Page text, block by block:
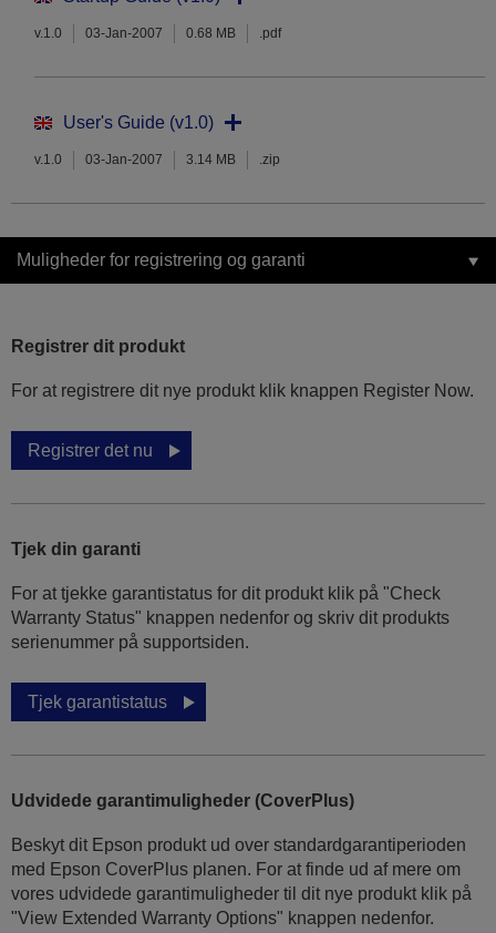
v.1.0 03-Jan-2007 0.68 MB .pdf
User's Guide (v1.0)
v.1.0 03-Jan-2007 3.14 MB .zip
Muligheder for registrering og garanti
Registrer dit produkt
For at registrere dit nye produkt klik knappen Register Now.
Registrer det nu
Tjek din garanti
For at tjekke garantistatus for dit produkt klik på "Check
Warranty Status" knappen nedenfor og skriv dit produkts
serienummer på supportsiden.
Tjek garantistatus
Udvidede garantimuligheder (CoverPlus)
Beskyt dit Epson produkt ud over standardgarantiperioden
med Epson CoverPlus planen. For at finde ud af mere om
vores udvidede garantimuligheder til dit nye produkt klik på
"View Extended Warranty Options" knappen nedenfor.